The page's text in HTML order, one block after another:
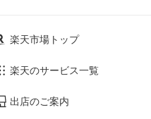
楽天市場トップ
楽天のサービス一覧
出店のご案内